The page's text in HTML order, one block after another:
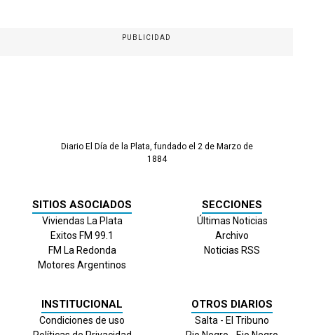
PUBLICIDAD
Diario El Día de la Plata, fundado el 2 de Marzo de
1884
SITIOS ASOCIADOS
Viviendas La Plata
Exitos FM 99.1
FM La Redonda
Motores Argentinos
SECCIONES
Últimas Noticias
Archivo
Noticias RSS
INSTITUCIONAL
Condiciones de uso
OTROS DIARIOS
Salta - El Tribuno